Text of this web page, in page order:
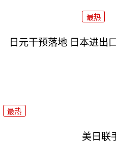
最热
日元干预落地 日本进出
最热
美日联